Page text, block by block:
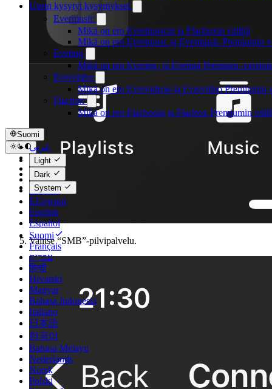
Usein kysytyt kysymykset
Evermusic
Mikä on ero Evermusicin ja Flacboxin välillä
Mikä on ero Evermusic ja Evermusic Premiumin
Evertag
Mikä on ero Evertag- ja Evertag Premium -
Evervideo
Mikä on ero Evervideon ja Evervideo Premiumin
Flacbox
Mikä on ero Flacboxin ja Flacbox Premiumin
Suomi
عربي
Català
Čeština
Dansk
Deutsch
Ελληνικά
English
Español
Suomi
Français
עברית
हिन्दी
Hrvatski
Magyar
Bahasa Indonesia
Italiano
日本語
한국어
Bahasa Melayu
Nederlands
Norsk
Polski
Light
Dark
System
Valitse “SMB”-pilvipalvelu.